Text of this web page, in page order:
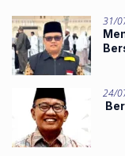
31/
24/